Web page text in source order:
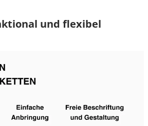
und flexibel